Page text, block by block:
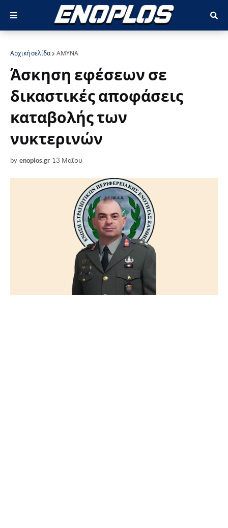
Αρχική σελίδα ΑΜΥΝΑ
Άσκηση εφέσεων σε
δικαστικές αποφάσεις
καταβολής των
νυκτερινών
by enoplos.gr 13 Μαΐου